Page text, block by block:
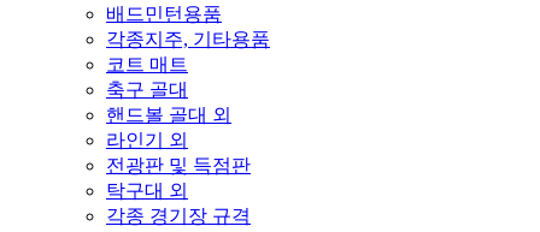
배드민턴용품
각종지주, 기타용품
코트 매트
축구 골대
핸드볼 골대 외
라인기 외
전광판 및 득점판
탁구대 외
각종 경기장 규격